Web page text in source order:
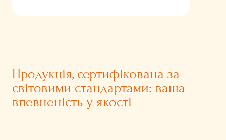
Продукція, сертифікована за
світовими стандартами: ваша
впевненість у якості